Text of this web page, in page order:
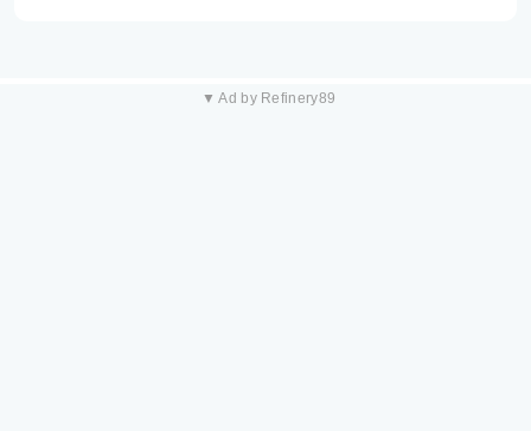
▼ Ad by Refinery89